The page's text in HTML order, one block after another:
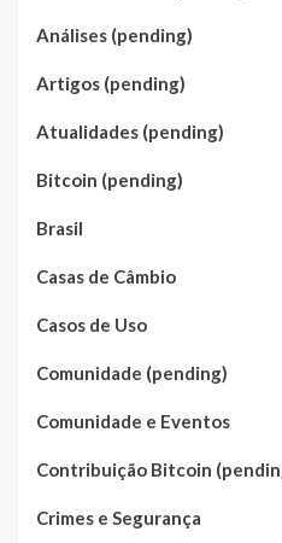
Análises (pending)
Artigos (pending)
Atualidades (pending)
Bitcoin (pending)
Brasil
Casas de Câmbio
Casos de Uso
Comunidade (pending)
Comunidade e Eventos
Contribuição Bitcoin
Crimes e Segurança